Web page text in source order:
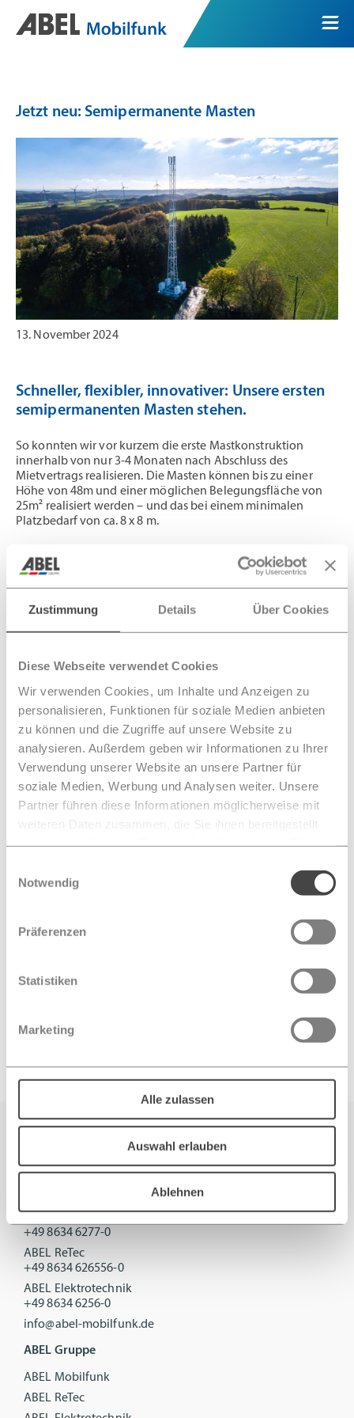
Zustimmung Details Über Cookies
Diese Webseite verwendet Cookies
Wir verwenden Cookies, um Inhalte und Anzeigen zu
personalisieren, Funktionen für soziale Medien anbieten
zu können und die Zugriffe auf unsere Website zu
analysieren. Außerdem geben wir Informationen zu Ihrer
Verwendung unserer Website an unsere Partner für
soziale Medien, Werbung und Analysen weiter. Unsere
Partner führen diese Informationen möglicherweise mit
Notwendig
Präferenzen
Statistiken
Marketing
Alle zulassen
Auswahl erlauben
Ablehnen
Jetzt neu: Semipermanente Masten
13. November 2024
Schneller, flexibler, innovativer: Unsere ersten
semipermanenten Masten stehen.
So konnten wir vor kurzem die erste Mastkonstruktion
innerhalb von nur 3-4 Monaten nach Abschluss des
Mietvertrags realisieren. Die Masten können bis zu einer
Höhe von 48m und einer möglichen Belegungsfläche von
25m² realisiert werden – und das bei einem minimalen
Platzbedarf von ca. 8 x 8 m.
Durch die flexiblen Mastsegmente und Auflasten können
+49 8634 6277-0
ABEL ReTec
+49 8634 626556-0
ABEL Elektrotechnik
+49 8634 6256-0
info@abel-mobilfunk.de
ABEL Gruppe
ABEL Mobilfunk
ABEL ReTec